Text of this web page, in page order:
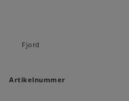
Fjord
Artikelnummer